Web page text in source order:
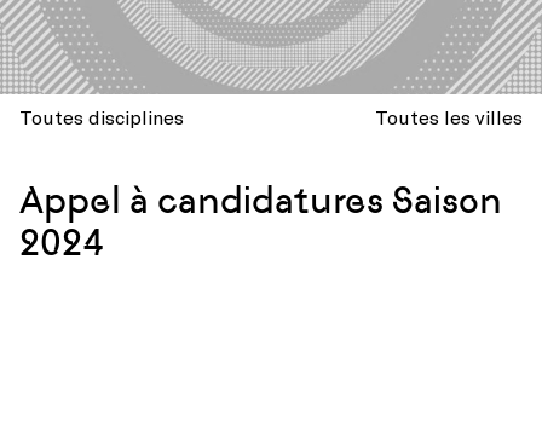
Toutes disciplines Toutes les villes
Appel à candidatures Saison
2024